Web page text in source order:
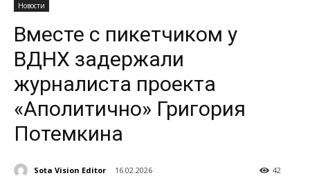
Новости
Вместе с пикетчиком у
ВДНХ задержали
журналиста проекта
«Аполитично» Григория
Потемкина
Sota Vision Editor 16.02.2026 42